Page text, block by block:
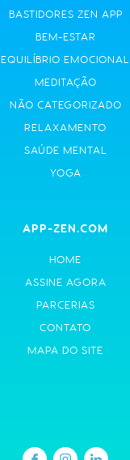
BASTIDORES ZEN APP
BEM-ESTAR
EQUILÍBRIO EMOCIONAL
MEDITAÇÃO
NÃO CATEGORIZADO
RELAXAMENTO
SAÚDE MENTAL
YOGA
APP-ZEN.COM
HOME
ASSINE AGORA
PARCERIAS
CONTATO
MAPA DO SITE